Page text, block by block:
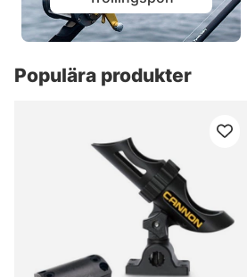
Populära produkter